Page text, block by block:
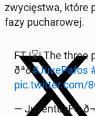
zwycięst­wa, które
fazy pucharowej.
FT |⌛️| The three
ðªð#Ju­vePafos
pic.twitter.com/
— Ju­ven­tus­FC